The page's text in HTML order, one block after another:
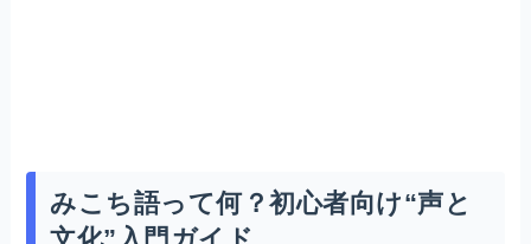
みこち語って何？初心者向け“声と